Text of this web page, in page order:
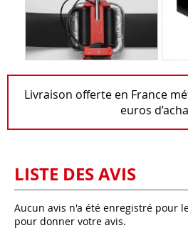
Livraison offerte en France
euros
LISTE DES AVIS
Aucun avis n'a été enregistré pour
pour donner votre avis.